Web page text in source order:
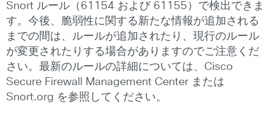
Snort ルール（61154 および 61155）で検出できま
す。今後、脆弱性に関する新たな情報が追加される
までの間は、ルールが追加されたり、現行のルール
が変更されたりする場合がありますのでご注意くだ
さい。最新のルールの詳細については、Cisco
Secure Firewall Management Center または
Snort.org を参照してください。